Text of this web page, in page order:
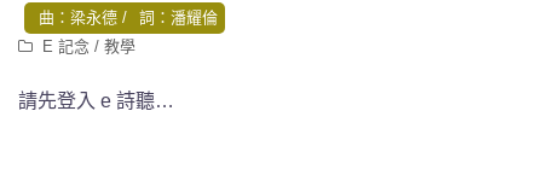
曲：梁永德
詞：潘耀倫
E 記念 / 教學
請先登入 e 詩聽…